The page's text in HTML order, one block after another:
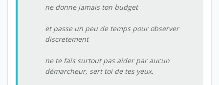
ne donne jamais ton budget
et passe un peu de temps pour observer
discretement
ne te fais surtout pas aider par aucun
démarcheur, sert toi de tes yeux.